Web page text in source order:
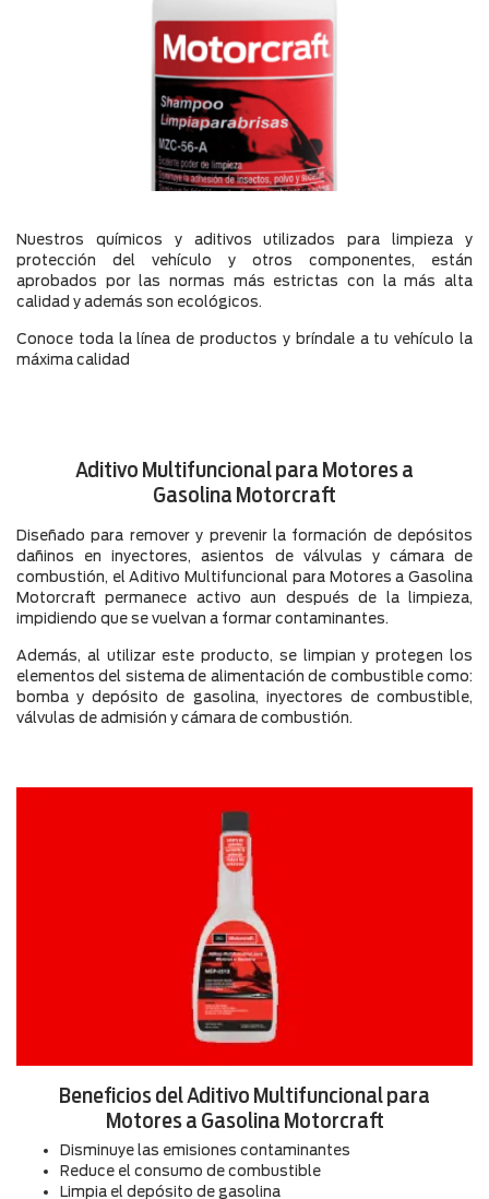
Químicos Limpiadores
Ver todos los productos
Nuestros químicos y aditivos utilizados para limpieza y
protección del vehículo y otros componentes, están
aprobados por las normas más estrictas con la más alta
calidad y además son ecológicos.
Conoce toda la línea de productos y bríndale a tu vehículo la
máxima calidad
Aditivo Multifuncional para Motores a
Gasolina Motorcraft
Diseñado para remover y prevenir la formación de depósitos
dañinos en inyectores, asientos de válvulas y cámara de
combustión, el Aditivo Multifuncional para Motores a Gasolina
Motorcraft permanece activo aun después de la limpieza,
impidiendo que se vuelvan a formar contaminantes.
Además, al utilizar este producto, se limpian y protegen los
elementos del sistema de alimentación de combustible como:
bomba y depósito de gasolina, inyectores de combustible,
válvulas de admisión y cámara de combustión.
Beneficios del Aditivo Multifuncional para
Motores a Gasolina Motorcraft
Disminuye las emisiones contaminantes
Reduce el consumo de combustible
Limpia el depósito de gasolina